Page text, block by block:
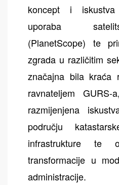
koncept i iskustva
uporaba
(PlanetScope) te
zgrada u različitim
značajna bila kraća
ravnateljem
razmijenjena
području
infrastrukture te
transformacije u
administracije.